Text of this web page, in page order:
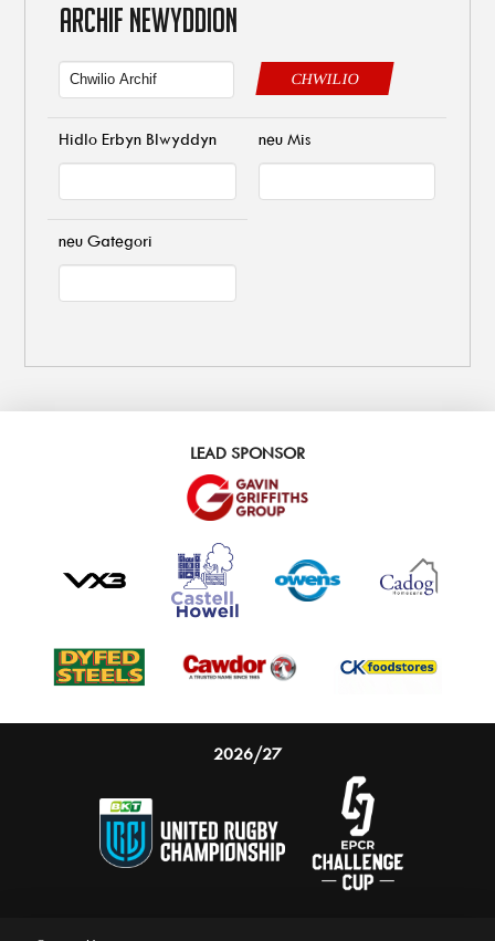
ARCHIF NEWYDDION
CHWILIO
Hidlo Erbyn Blwyddyn neu Mis
neu Gategori
LEAD SPONSOR
2026/27